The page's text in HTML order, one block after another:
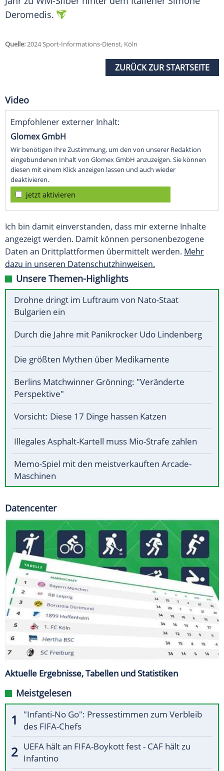
Deromedis.
Quelle:2024 Sport-Informations-Dienst, Köln
ZURÜCK ZUR STARTSEITE
Video
Empfohlener externer Inhalt:
Glomex GmbH
Wir benötigen Ihre Zustimmung, um den von unserer Redaktion
eingebundenen Inhalt von Glomex GmbH anzuzeigen. Sie können
diesen mit einem Klick anzeigen lassen und auch wieder
deaktivieren.
jetzt aktivieren
Ich bin damit einverstanden, dass mir externe Inhalte
angezeigt werden. Damit können personenbezogene
Daten an Drittplattformen übermittelt werden. Mehr
dazu in unseren Datenschutzhinweisen.
Unsere Themen-Highlights
Drohne dringt im Luftraum von Nato-Staat
Bulgarien ein
Durch die Jahre mit Panikrocker Udo Lindenberg
Die größten Mythen über Medikamente
Berlins Matchwinner Grönning: "Veränderte
Perspektive"
Vorsicht: Diese 17 Dinge hassen Katzen
Illegales Asphalt-Kartell muss Mio-Strafe zahlen
Memo-Spiel mit den meistverkauften Arcade-
Maschinen
Datencenter
Aktuelle Ergebnisse, Tabellen und Statistiken
Meistgelesen
"Infanti-No Go": Pressestimmen zum Verbleib
des FIFA-Chefs
UEFA hält an FIFA-Boykott fest - CAF hält zu
Infantino